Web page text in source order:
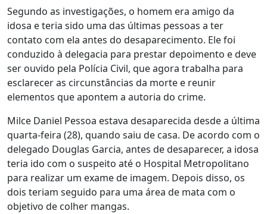
Segundo as investigações, o homem era amigo da
idosa e teria sido uma das últimas pessoas a ter
contato com ela antes do desaparecimento. Ele foi
conduzido à delegacia para prestar depoimento e deve
ser ouvido pela Polícia Civil, que agora trabalha para
esclarecer as circunstâncias da morte e reunir
elementos que apontem a autoria do crime.
Milce Daniel Pessoa estava desaparecida desde a última
quarta-feira (28), quando saiu de casa. De acordo com o
delegado Douglas Garcia, antes de desaparecer, a idosa
teria ido com o suspeito até o Hospital Metropolitano
para realizar um exame de imagem. Depois disso, os
dois teriam seguido para uma área de mata com o
objetivo de colher mangas.